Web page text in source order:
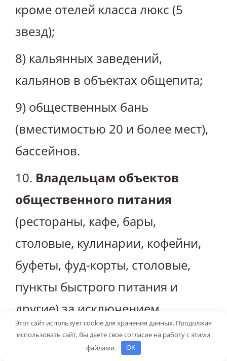
кроме отелей класса люкс (5
звезд);
8) кальянных заведений,
кальянов в объектах общепита;
9) общественных бань
(вместимостью 20 и более мест),
бассейнов.
10. Владельцам объектов
общественного питания
(рестораны, кафе, бары,
столовые, кулинарии, кофейни,
буфеты, фуд-корты, столовые,
пункты быстрого питания и
другие) за исключением
столовых промышленных
предприятий, приостановить
Этот сайт использует cookie для хранения данных. Продолжая
использовать сайт, Вы даете свое согласие на работу с этими
файлами.
OK